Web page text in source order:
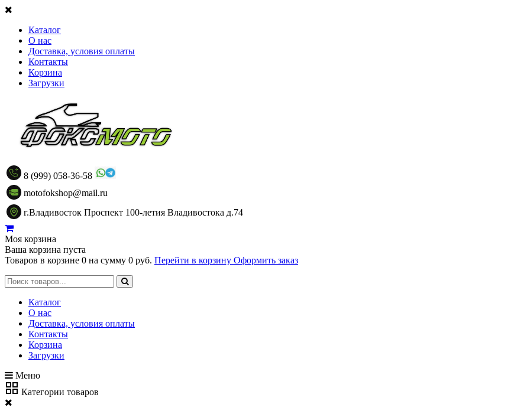
Каталог
О нас
Доставка, условия оплаты
Контакты
Корзина
Загрузки
8 (999) 058-36-58
motofokshop@mail.ru
г.Владивосток Проспект 100-летия Владивостока д.74
Моя корзина
Ваша корзина пуста
Товаров в корзине 0 на сумму 0 руб. Перейти в корзину Оформить заказ
Каталог
О нас
Доставка, условия оплаты
Контакты
Корзина
Загрузки
Меню
Категории товаров